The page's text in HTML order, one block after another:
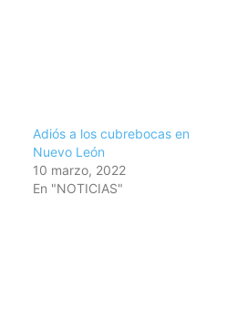
Adiós a los cubrebocas en
Nuevo León
10 marzo, 2022
En "NOTICIAS"